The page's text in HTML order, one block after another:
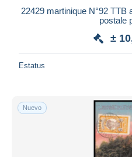
22429 martinique N°92 TTB
postale
±
Estatus
Nuevo